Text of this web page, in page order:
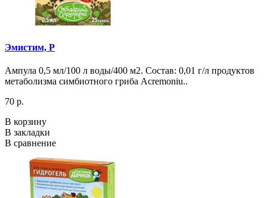
Эмистим, Р
Ампула 0,5 мл/100 л воды/400 м2. Состав: 0,01 г/л продуктов
метаболизма симбиотного гриба Acremoniu..
70 р.
В корзину
В закладки
В сравнение